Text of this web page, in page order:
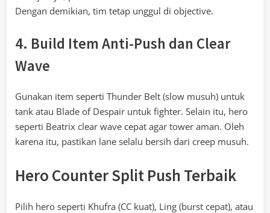
Dengan demikian, tim tetap unggul di objective.
4. Build Item Anti-Push dan Clear
Wave
Gunakan item seperti Thunder Belt (slow musuh) untuk
tank atau Blade of Despair untuk fighter. Selain itu, hero
seperti Beatrix clear wave cepat agar tower aman. Oleh
karena itu, pastikan lane selalu bersih dari creep musuh.
Hero Counter Split Push Terbaik
Pilih hero seperti Khufra (CC kuat), Ling (burst cepat), atau